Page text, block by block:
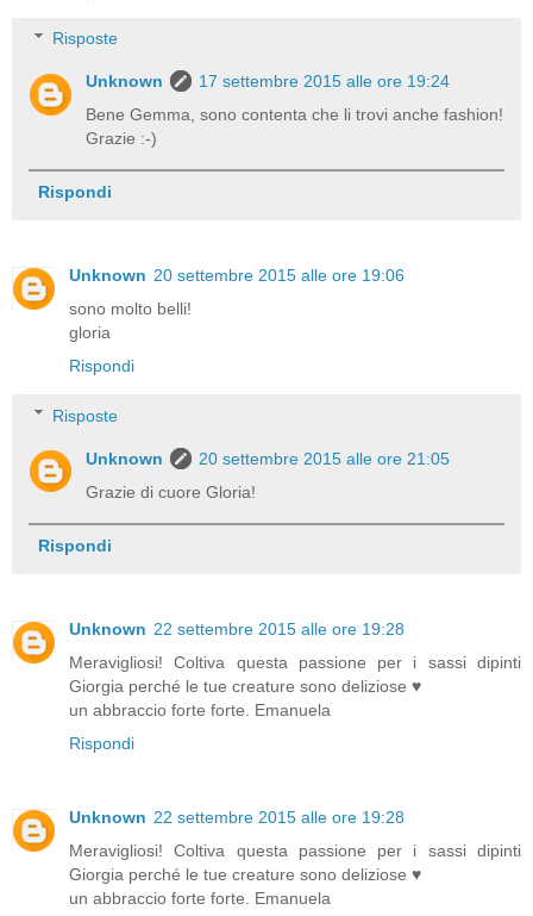
Risposte
Unknown
17 settembre 2015 alle ore 19:24
Bene Gemma, sono contenta che li trovi anche fashion!
Grazie :-)
Rispondi
Unknown 20 settembre 2015 alle ore 19:06
sono molto belli!
gloria
Rispondi
Risposte
Unknown
20 settembre 2015 alle ore 21:05
Grazie di cuore Gloria!
Rispondi
Unknown 22 settembre 2015 alle ore 19:28
Meravigliosi! Coltiva questa passione per i sassi dipinti
Giorgia perché le tue creature sono deliziose ♥
un abbraccio forte forte. Emanuela
Rispondi
Unknown 22 settembre 2015 alle ore 19:28
Meravigliosi! Coltiva questa passione per i sassi dipinti
Giorgia perché le tue creature sono deliziose ♥
un abbraccio forte forte. Emanuela